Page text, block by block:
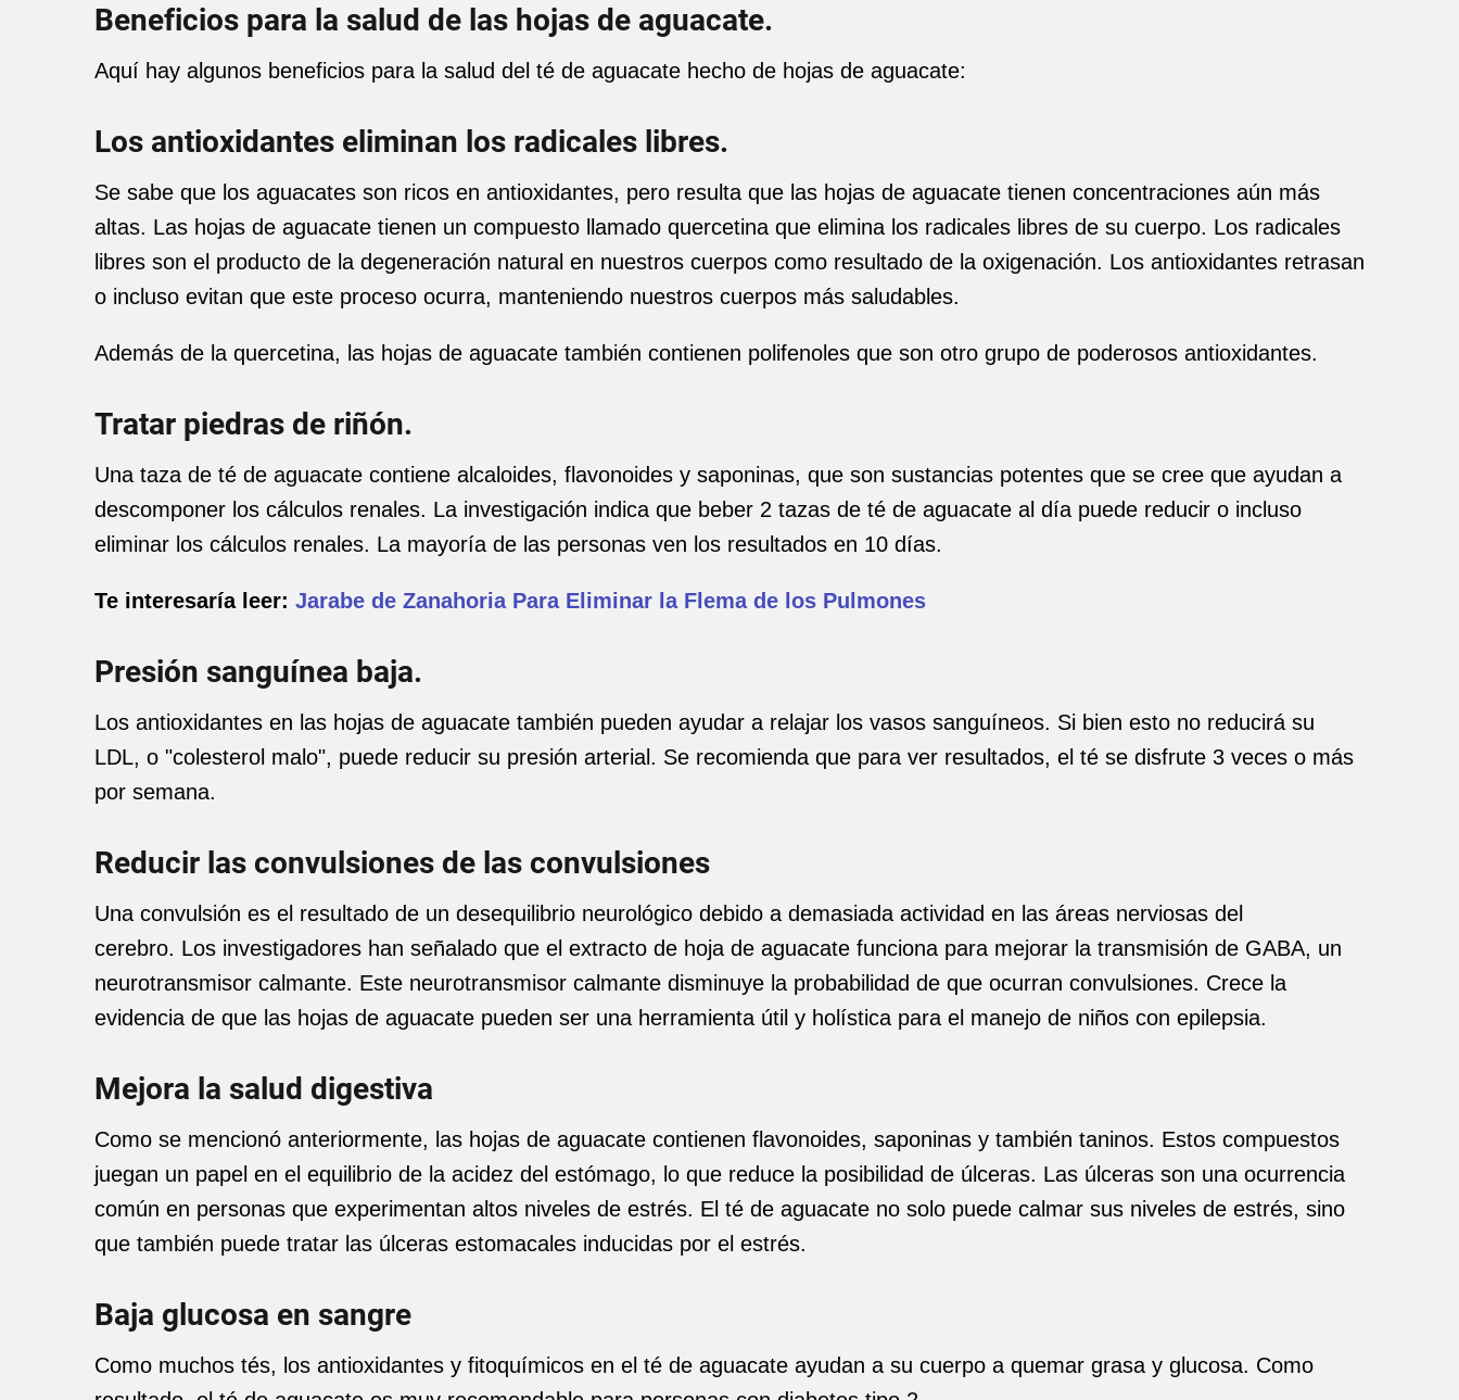
Beneficios para la salud de las hojas de aguacate.
Aquí hay algunos beneficios para la salud del té de aguacate hecho de hojas de aguacate:
Los antioxidantes eliminan los radicales libres.
Se sabe que los aguacates son ricos en antioxidantes, pero resulta que las hojas de aguacate tienen concentraciones aún más
altas. Las hojas de aguacate tienen un compuesto llamado quercetina que elimina los radicales libres de su cuerpo. Los radicales
libres son el producto de la degeneración natural en nuestros cuerpos como resultado de la oxigenación. Los antioxidantes retrasan
o incluso evitan que este proceso ocurra, manteniendo nuestros cuerpos más saludables.
Además de la quercetina, las hojas de aguacate también contienen polifenoles que son otro grupo de poderosos antioxidantes.
Tratar piedras de riñón.
Una taza de té de aguacate contiene alcaloides, flavonoides y saponinas, que son sustancias potentes que se cree que ayudan a
descomponer los cálculos renales. La investigación indica que beber 2 tazas de té de aguacate al día puede reducir o incluso
eliminar los cálculos renales. La mayoría de las personas ven los resultados en 10 días.
Te interesaría leer: Jarabe de Zanahoria Para Eliminar la Flema de los Pulmones
Presión sanguínea baja.
Los antioxidantes en las hojas de aguacate también pueden ayudar a relajar los vasos sanguíneos. Si bien esto no reducirá su
LDL, o "colesterol malo", puede reducir su presión arterial. Se recomienda que para ver resultados, el té se disfrute 3 veces o más
por semana.
Reducir las convulsiones de las convulsiones
Una convulsión es el resultado de un desequilibrio neurológico debido a demasiada actividad en las áreas nerviosas del
cerebro. Los investigadores han señalado que el extracto de hoja de aguacate funciona para mejorar la transmisión de GABA, un
neurotransmisor calmante. Este neurotransmisor calmante disminuye la probabilidad de que ocurran convulsiones. Crece la
evidencia de que las hojas de aguacate pueden ser una herramienta útil y holística para el manejo de niños con epilepsia.
Mejora la salud digestiva
Como se mencionó anteriormente, las hojas de aguacate contienen flavonoides, saponinas y también taninos. Estos compuestos
juegan un papel en el equilibrio de la acidez del estómago, lo que reduce la posibilidad de úlceras. Las úlceras son una ocurrencia
común en personas que experimentan altos niveles de estrés. El té de aguacate no solo puede calmar sus niveles de estrés, sino
que también puede tratar las úlceras estomacales inducidas por el estrés.
Baja glucosa en sangre
Como muchos tés, los antioxidantes y fitoquímicos en el té de aguacate ayudan a su cuerpo a quemar grasa y glucosa. Como